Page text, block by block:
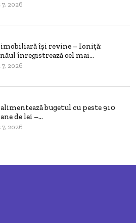
7, 2026
imobiliară își revine – Ioniță:
înregistrează cel mai...
7, 2026
bugetul cu peste 910
de lei –...
7, 2026